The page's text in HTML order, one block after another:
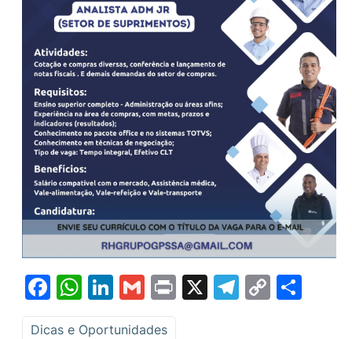
Facebook
WhatsApp
LinkedIn
GmailPrint
X Telegram
Copy
Dicas e Oportunidades